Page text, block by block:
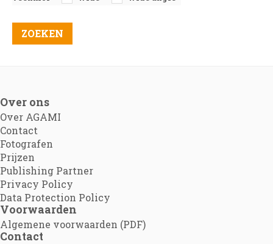
Over ons
Over AGAMI
Contact
Fotografen
Prijzen
Publishing Partner
Privacy Policy
Data Protection Policy
Voorwaarden
Algemene voorwaarden (PDF)
Contact